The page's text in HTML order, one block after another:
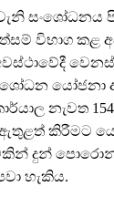
සංශෝධනය
විභාග කළ
යෝජනා
නැවත
කිරීමට
දුන්
හැකිය.